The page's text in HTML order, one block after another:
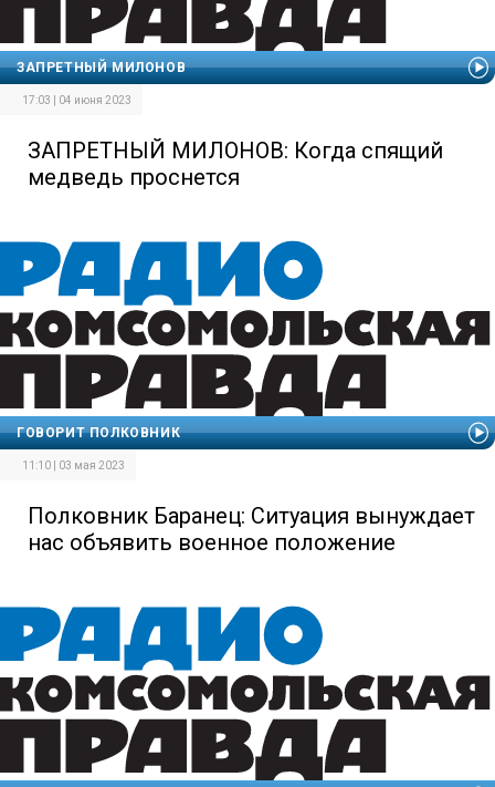
ЗАПРЕТНЫЙ МИЛОНОВ
17:03 | 04 июня 2023
ЗАПРЕТНЫЙ МИЛОНОВ: Когда спящий
медведь проснется
ГОВОРИТ ПОЛКОВНИК
11:10 | 03 мая 2023
Полковник Баранец: Ситуация вынуждает
нас объявить военное положение